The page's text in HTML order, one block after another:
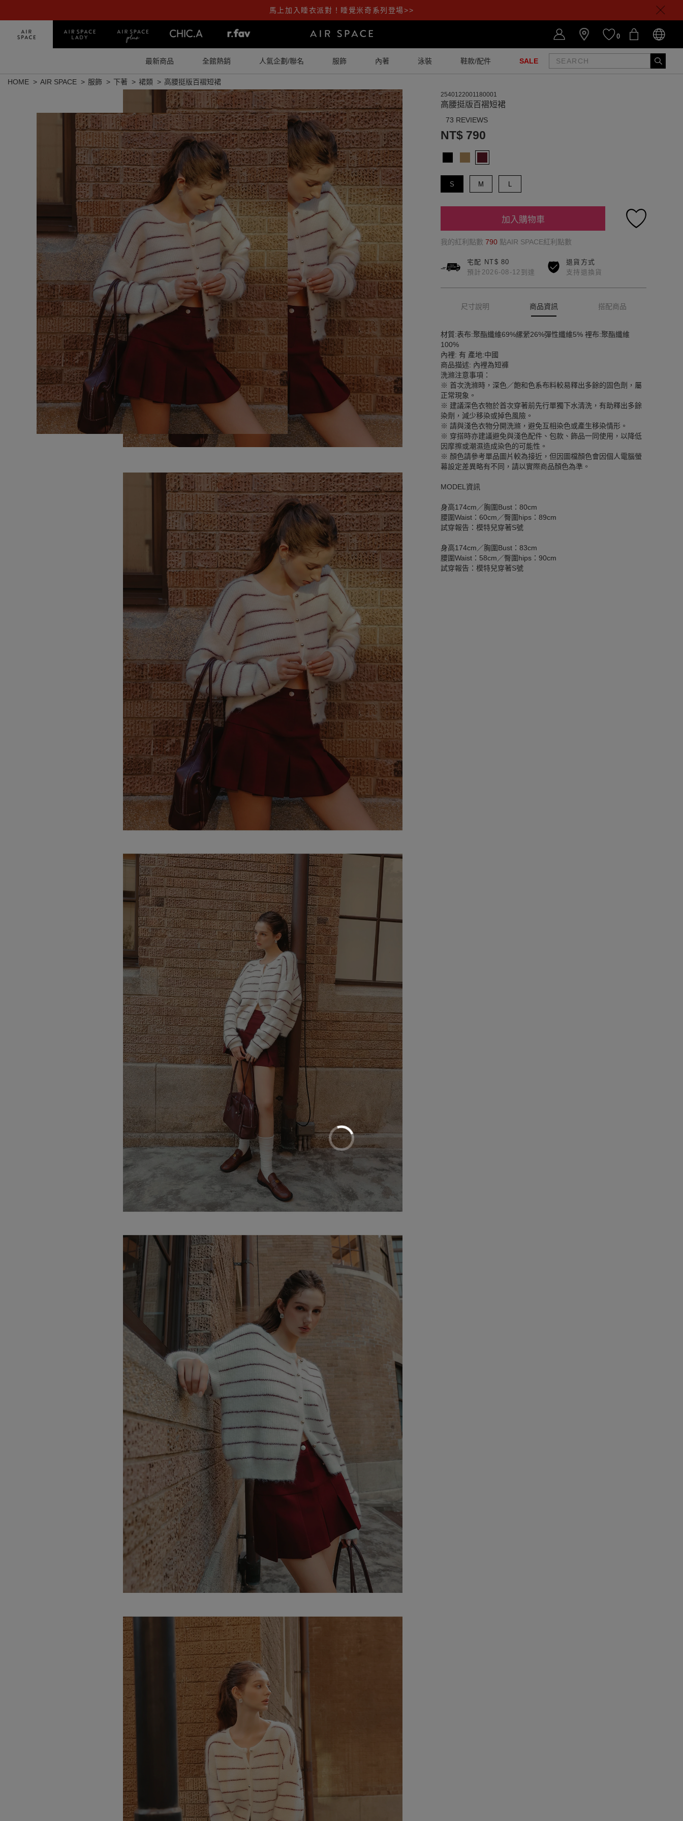
馬上加入睡衣派對！睡覺米奇系列登場>>
0
最新商品 全館熱銷 人氣企劃/聯名 服飾 內著 泳裝 鞋款/配件 SALE
HOME AIR SPACE 服飾 下著 裙類 高腰挺版百褶短裙
2540122001180001
高腰挺版百褶短裙
73 REVIEWS
NT$ 790
S M L
加入購物車
我的紅利點數 790 點AIR SPACE紅利點數
宅配 NT$ 80
預計2026-08-12到達
退貨方式
支持退換貨
尺寸說明 商品資訊 搭配商品
材質:表布:聚酯纖維69%縲縈26%彈性纖維5% 裡布:聚酯纖維
100%
內裡: 有 產地:中國
商品描述: 內裡為短褲
洗滌注意事項：
※ 首次洗滌時，深色／飽和色系布料較易釋出多餘的固色劑，屬
正常現象。
※ 建議深色衣物於首次穿著前先行單獨下水清洗，有助釋出多餘
染劑，減少移染或掉色風險。
※ 請與淺色衣物分開洗滌，避免互相染色或產生移染情形。
※ 穿搭時亦建議避免與淺色配件、包款、飾品一同使用，以降低
因摩擦或潮濕造成染色的可能性。
※ 顏色請參考單品圖片較為接近，但因圖檔顏色會因個人電腦螢
幕設定差異略有不同，請以實際商品顏色為準。
MODEL資訊
身高174cm／胸圍Bust：80cm
腰圍Waist：60cm／臀圍hips：89cm
試穿報告：模特兒穿著S號
身高174cm／胸圍Bust：83cm
腰圍Waist：58cm／臀圍hips：90cm
試穿報告：模特兒穿著S號